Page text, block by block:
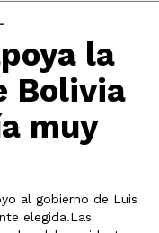
la
Bolivia
muy
al gobierno de Luis
elegida.Las